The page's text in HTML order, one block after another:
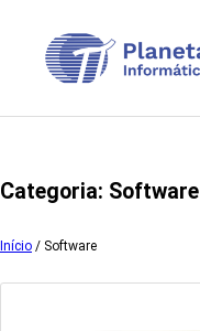
conteúdo
Categoria: Software
Início / Software